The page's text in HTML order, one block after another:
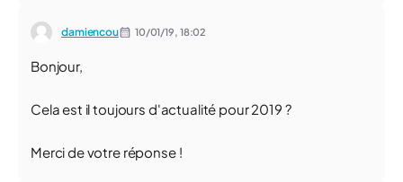
damiencou 10/01/19, 18:02
Bonjour,
Cela est il toujours d'actualité pour 2019 ?
Merci de votre réponse !